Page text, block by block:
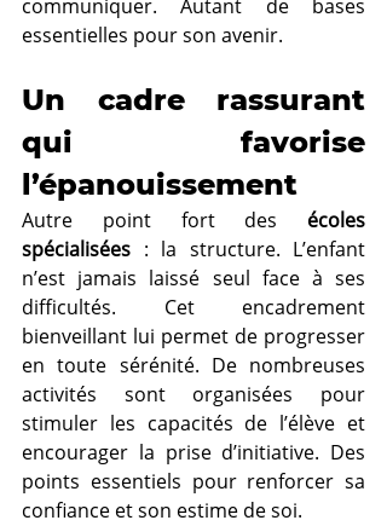
communiquer. Autant de bases
essentielles pour son avenir.
Un cadre rassurant
qui favorise
l’épanouissement
Autre point fort des écoles
spécialisées : la structure. L’enfant
n’est jamais laissé seul face à ses
difficultés. Cet encadrement
bienveillant lui permet de progresser
en toute sérénité. De nombreuses
activités sont organisées pour
stimuler les capacités de l’élève et
encourager la prise d’initiative. Des
points essentiels pour renforcer sa
confiance et son estime de soi.